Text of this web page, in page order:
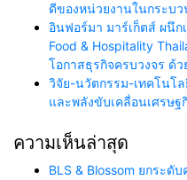
ดีของหน่วยงานในกระบ
อินฟอร์มา มาร์เก็ตส์ ผนึก
Food & Hospitality
โอกาสธุรกิจครบวงจร ด้ว
วิจัย-นวัตกรรม-เทคโนโ
และพลังขับเคลื่อนเศรษฐ
ความเห็นล่าสุด
BLS & Blossom ยกระดั